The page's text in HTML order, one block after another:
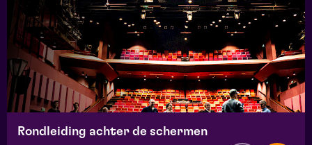
Rondleiding achter de schermen